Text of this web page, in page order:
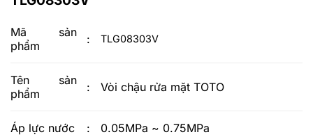
Mã sản
phẩm
: TLG08303V
Tên sản
phẩm
: Vòi chậu rửa mặt TOTO
Áp lực nước : 0.05MPa ~ 0.75MPa